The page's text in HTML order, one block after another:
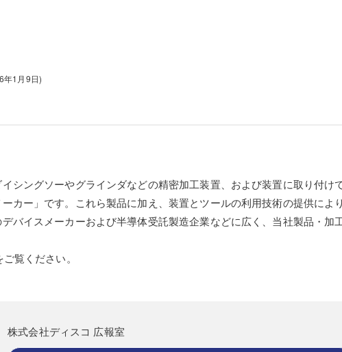
年1月9日)
シングソーやグラインダなどの精密加工装置、および装置に取り付け
カー」です。これら製品に加え、装置とツールの利用技術の提供によ
バイスメーカーおよび半導体受託製造企業などに広く、当社製品・加
ご覧ください。
株式会社ディスコ 広報室